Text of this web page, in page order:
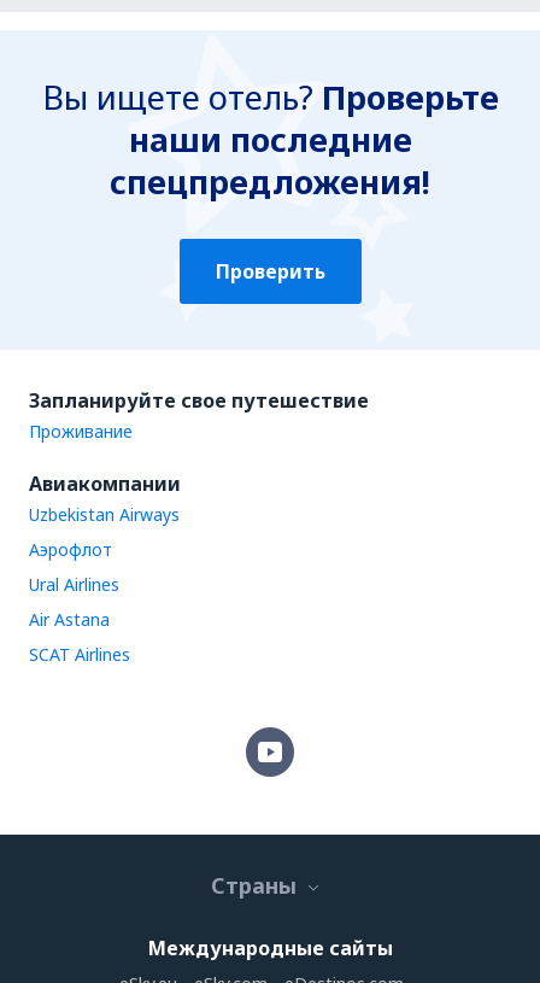
Вы ищете отель? Проверьте
наши последние
спецпредложения!
Проверить
Запланируйте свое путешествие
Проживание
Авиакомпании
Uzbekistan Airways
Аэрофлот
Ural Airlines
Air Astana
SCAT Airlines
Страны
Международные сайты